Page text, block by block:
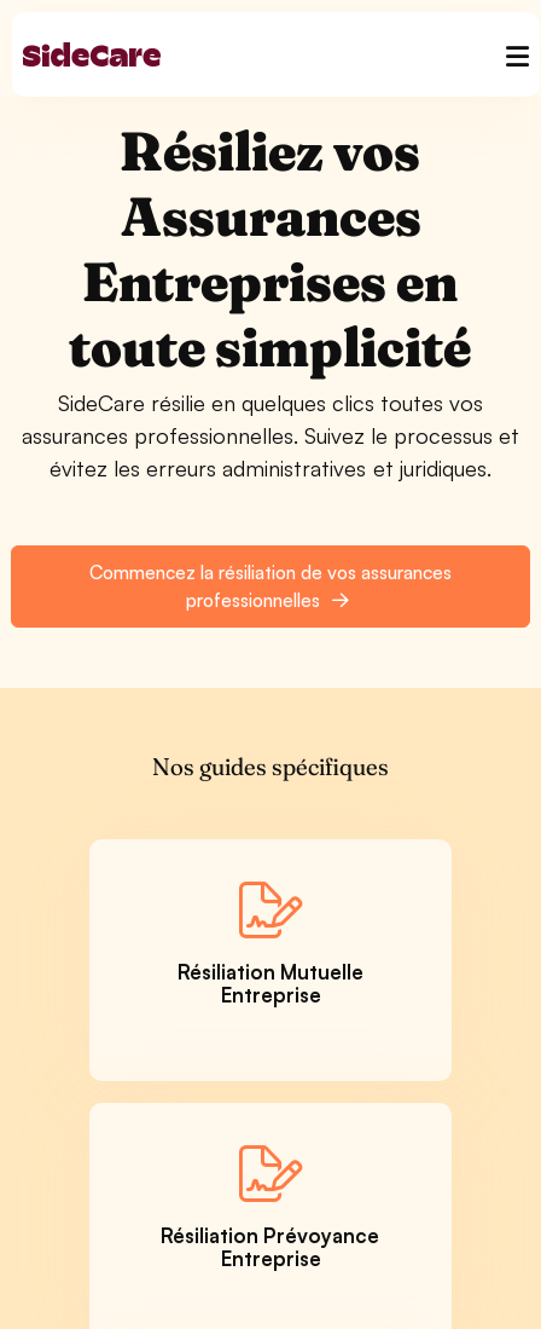
Résiliez vos
Assurances
Entreprises en
toute simplicité
SideCare résilie en quelques clics toutes vos
assurances professionnelles. Suivez le processus et
évitez les erreurs administratives et juridiques.
Commencez la résiliation de vos assurances
professionnelles
Nos guides spécifiques
Résiliation Mutuelle
Entreprise
Résiliation Prévoyance
Entreprise